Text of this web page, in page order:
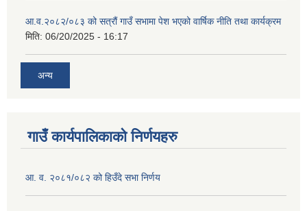
आ.व.२०८२/०८३ को सत्रौं गाउँ सभामा पेश भएको वार्षिक नीति तथा कार्यक्रम
मिति: 06/20/2025 - 16:17
अन्य
गाउँ कार्यपालिकाको निर्णयहरु
आ. व. २०८१/०८२ को हिउँदे सभा निर्णय